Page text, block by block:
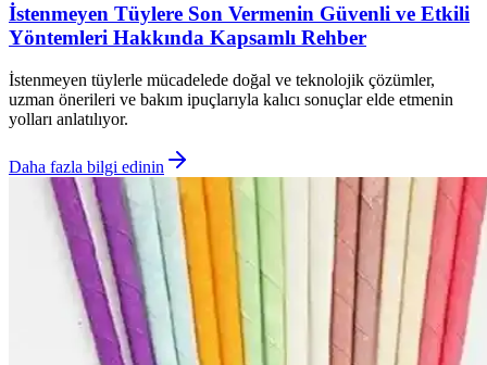
İstenmeyen Tüylere Son Vermenin Güvenli ve Etkili
Yöntemleri Hakkında Kapsamlı Rehber
İstenmeyen tüylerle mücadelede doğal ve teknolojik çözümler,
uzman önerileri ve bakım ipuçlarıyla kalıcı sonuçlar elde etmenin
yolları anlatılıyor.
Daha fazla bilgi edinin